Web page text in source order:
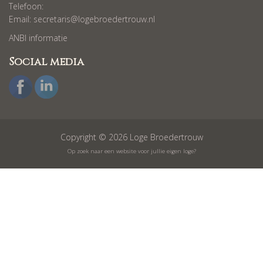
Telefoon:
Email: secretaris@logebroedertrouw.nl
ANBI informatie
Social media
Copyright © 2026 Loge Broedertrouw
Op zoek naar een website voor jullie eigen loge?